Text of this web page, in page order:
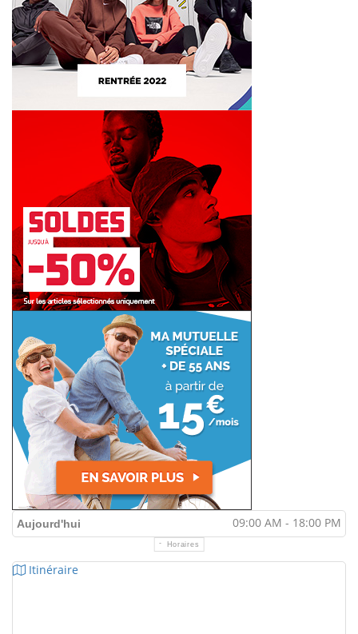
Aujourd'hui 09:00 AM - 18:00 PM
Horaires
Itinéraire